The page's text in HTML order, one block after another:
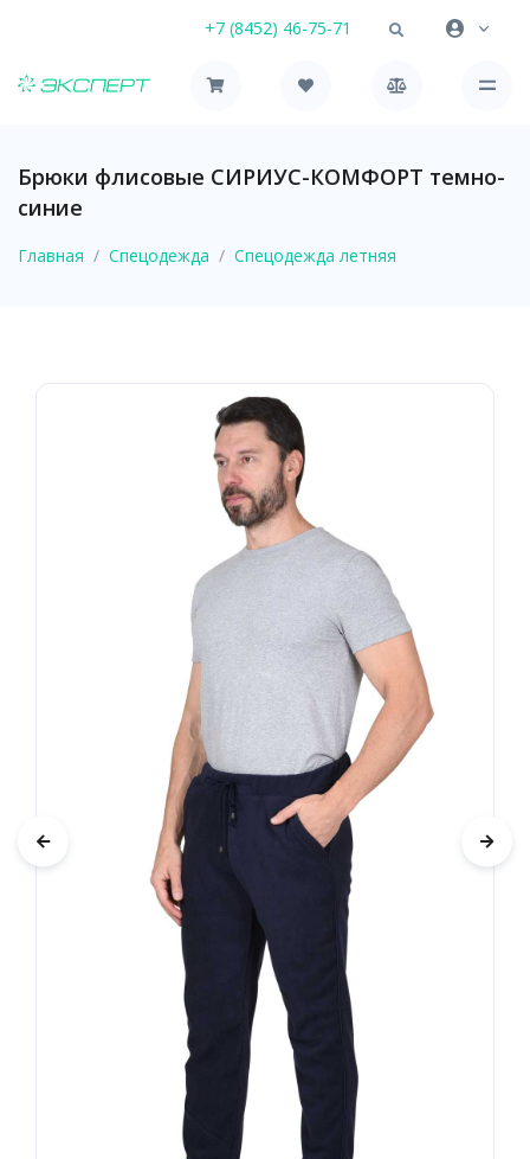
+7 (8452) 46-75-71
Брюки флисовые СИРИУС-КОМФОРТ темно-
синие
Главная Спецодежда Спецодежда летняя